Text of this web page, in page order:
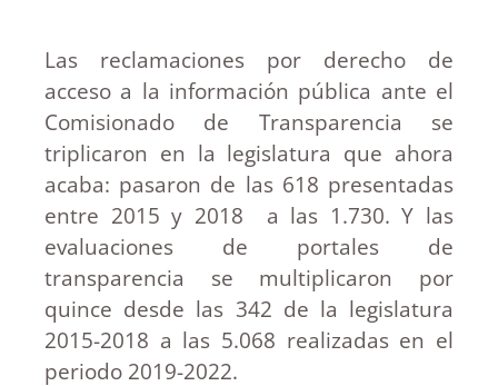
Las reclamaciones por derecho de
acceso a la información pública ante el
Comisionado de Transparencia se
triplicaron en la legislatura que ahora
acaba: pasaron de las 618 presentadas
entre 2015 y 2018 a las 1.730. Y las
evaluaciones de portales de
transparencia se multiplicaron por
quince desde las 342 de la legislatura
2015-2018 a las 5.068 realizadas en el
periodo 2019-2022.